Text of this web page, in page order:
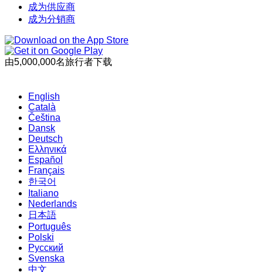
成为供应商
成为分销商
由5,000,000名旅行者下载
English
Català
Čeština
Dansk
Deutsch
Ελληνικά
Español
Français
한국어
Italiano
Nederlands
日本語
Português
Polski
Русский
Svenska
中文